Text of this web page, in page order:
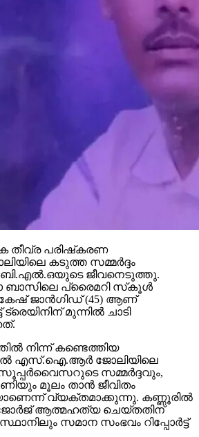
തീവ്ര പരിഷ്‌കരണ
കടുത്ത സമ്മര്‍ദ്ദം
ബി.എല്‍.ഒയുടെ ജീവനെടുത്തു.
ബാസിലെ പ്രൈമറി സ്‌കൂള്‍
ജാന്‍ഗിഡ് (45) ആണ്
മുന്നില്‍ ചാടി
നിന്ന് കണ്ടെത്തിയ
എസ്.ഐ.ആര്‍ ജോലിയിലെ
സൂപ്പര്‍വൈസറുടെ സമ്മര്‍ദ്ദവും,
മൂലം താന്‍ ജീവിതം
വ്യക്തമാക്കുന്നു. കണ്ണൂരില്‍
ആത്മഹത്യ ചെയ്തതിന്
സമാന സംഭവം റിപ്പോര്‍ട്ട്